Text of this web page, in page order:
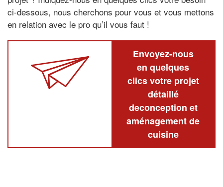
ci-dessous, nous cherchons pour vous et vous mettons
en relation avec le pro qu’il vous faut !
Envoyez-nous
en quelques
clics votre projet
détaillé
deconception et
aménagement de
cuisine